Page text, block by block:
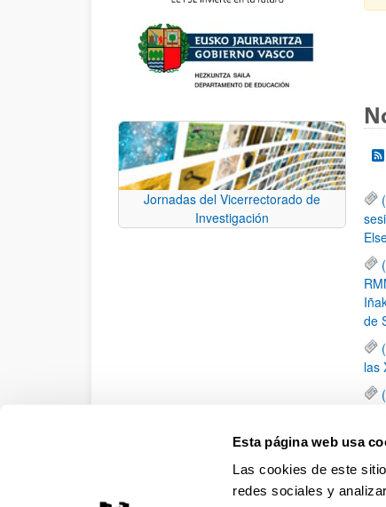
Esta página web usa
Las cookies de este
redes sociales y
Jornadas del Vicerrectorado de
Investigación
de
las